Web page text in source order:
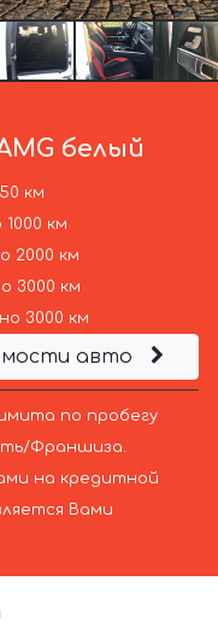
белый
км
км
2000 км
3000 км
3000 км
авто
по пробегу
Франшиза.
на кредитной
Вами